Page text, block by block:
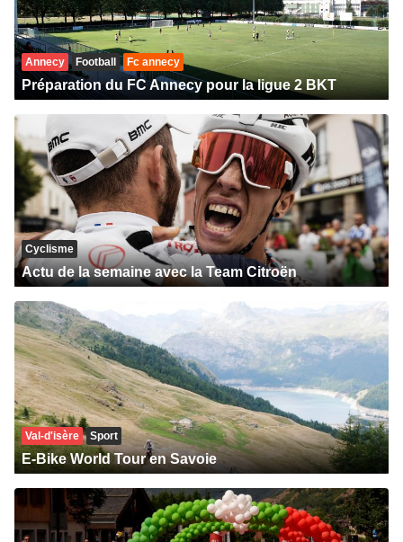
Annecy Football Fc annecy
Préparation du FC Annecy pour la ligue 2 BKT
Cyclisme
Actu de la semaine avec la Team Citroën
Val-d'isère Sport
E-Bike World Tour en Savoie